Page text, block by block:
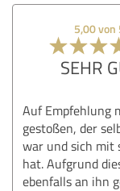
5,00 von
SEHR
Auf Empfehlung
gestoßen, der
war und sich mit
hat. Aufgrund
ebenfalls an ihn